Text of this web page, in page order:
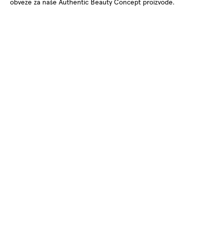
obveze za naše Authentic Beauty Concept proizvode.